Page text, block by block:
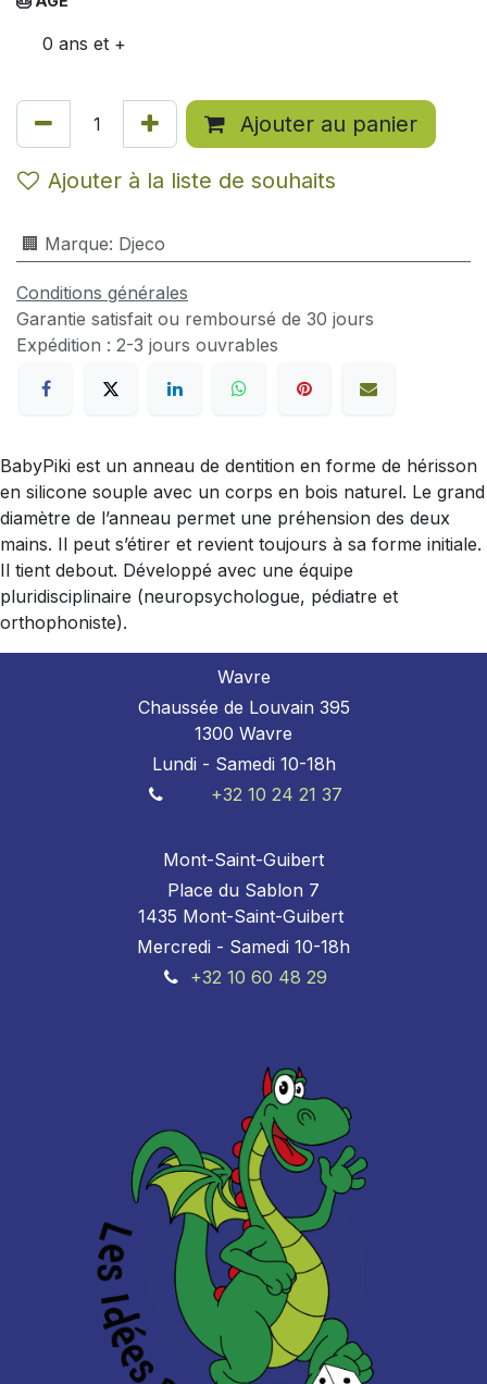
0 ans et +
Ajouter au panier
Ajouter à la liste de souhaits
🏢 Marque: Djeco
Conditions générales
Garantie satisfait ou remboursé de 30 jours
Expédition : 2-3 jours ouvrables
BabyPiki est un anneau de dentition en forme de hérisson
en silicone souple avec un corps en bois naturel. Le grand
diamètre de l’anneau permet une préhension des deux
mains. Il peut s’étirer et revient toujours à sa forme initiale.
Il tient debout. Développé avec une équipe
pluridisciplinaire (neuropsychologue, pédiatre et
orthophoniste).
Wavre
Chaussée de Louvain 395
1300 Wavre
Lundi - Samedi 10-18h
+32 10 24 21 37
Mont-Saint-Guibert
Place du Sablon 7
1435 Mont-Saint-Guibert
Mercredi - Samedi 10-18h
+32 10 60 48 29